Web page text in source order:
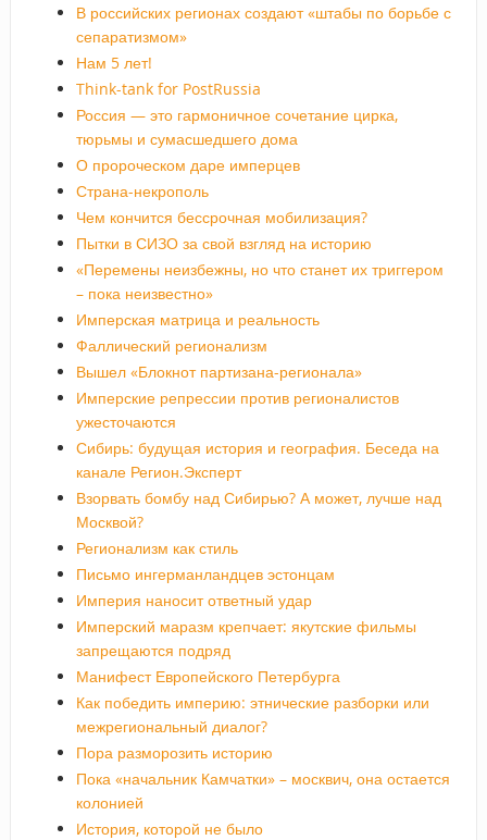
В российских регионах создают «штабы по борьбе с
сепаратизмом»
Нам 5 лет!
Think-tank for PostRussia
Россия — это гармоничное сочетание цирка,
тюрьмы и сумасшедшего дома
О пророческом даре имперцев
Страна-некрополь
Чем кончится бессрочная мобилизация?
Пытки в СИЗО за свой взгляд на историю
«Перемены неизбежны, но что станет их триггером
– пока неизвестно»
Имперская матрица и реальность
Фаллический регионализм
Вышел «Блокнот партизана-регионала»
Имперские репрессии против регионалистов
ужесточаются
Сибирь: будущая история и география. Беседа на
канале Регион.Эксперт
Взорвать бомбу над Сибирью? А может, лучше над
Москвой?
Регионализм как стиль
Письмо ингерманландцев эстонцам
Империя наносит ответный удар
Имперский маразм крепчает: якутские фильмы
запрещаются подряд
Манифест Европейского Петербурга
Как победить империю: этнические разборки или
межрегиональный диалог?
Пора разморозить историю
Пока «начальник Камчатки» – москвич, она остается
колонией
История, которой не было